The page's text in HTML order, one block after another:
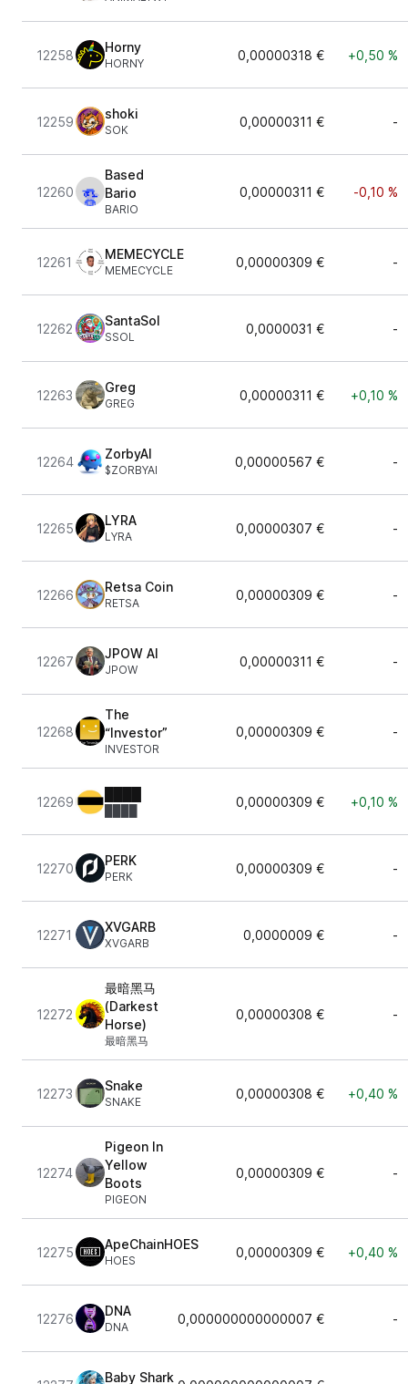
12258
Horny
HORNY
0,00000318 € +0,50 %
12259
shoki
SOK
0,00000311 € -
12260
Based
Bario
BARIO
0,00000311 € -0,10 %
12261
MEMECYCLE
MEMECYCLE
0,00000309 € -
12262
SantaSol
SSOL
0,0000031 € -
12263
Greg
GREG
0,00000311 € +0,10 %
12264
ZorbyAI
$ZORBYAI
0,00000567 € -
12265
LYRA
LYRA
0,00000307 € -
12266
Retsa Coin
RETSA
0,00000309 € -
12267
JPOW AI
JPOW
0,00000311 € -
12268
The
“Investor”
INVESTOR
0,00000309 € -
12269 0,00000309 € +0,10 %
12270
PERK
PERK
0,00000309 € -
12271
XVGARB
XVGARB
0,0000009 € -
12272
最暗黑马
(Darkest
Horse)
最暗黑马
0,00000308 € -
12273
Snake
SNAKE
0,00000308 € +0,40 %
12274
Pigeon In
Yellow
Boots
PIGEON
0,00000309 € -
12275
ApeChainHOES
HOES
0,00000309 € +0,40 %
12276
DNA
DNA
0,000000000000007 € -
Baby Shark